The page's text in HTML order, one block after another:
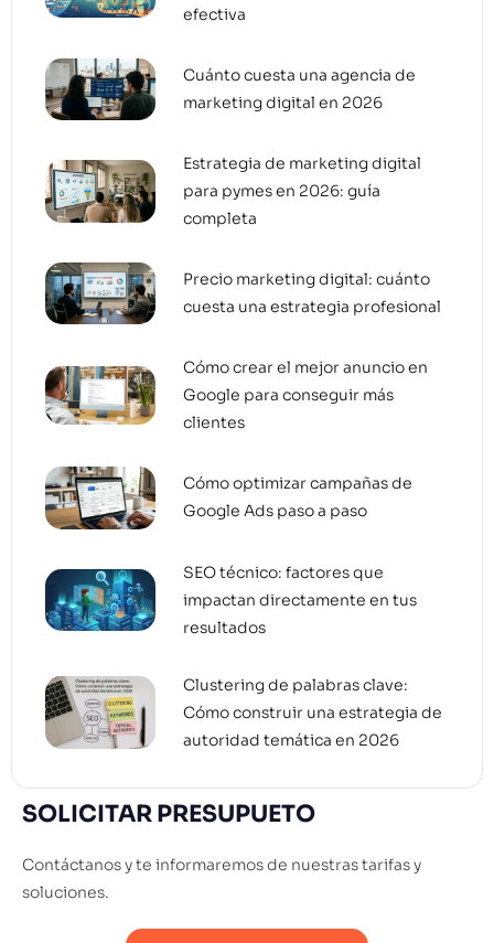
efectiva
Cuánto cuesta una agencia de
marketing digital en 2026
Estrategia de marketing digital
para pymes en 2026: guía
completa
Precio marketing digital: cuánto
cuesta una estrategia profesional
Cómo crear el mejor anuncio en
Google para conseguir más
clientes
Cómo optimizar campañas de
Google Ads paso a paso
SEO técnico: factores que
impactan directamente en tus
resultados
Clustering de palabras clave:
Cómo construir una estrategia de
autoridad temática en 2026
SOLICITAR PRESUPUETO
Contáctanos y te informaremos de nuestras tarifas y
soluciones.